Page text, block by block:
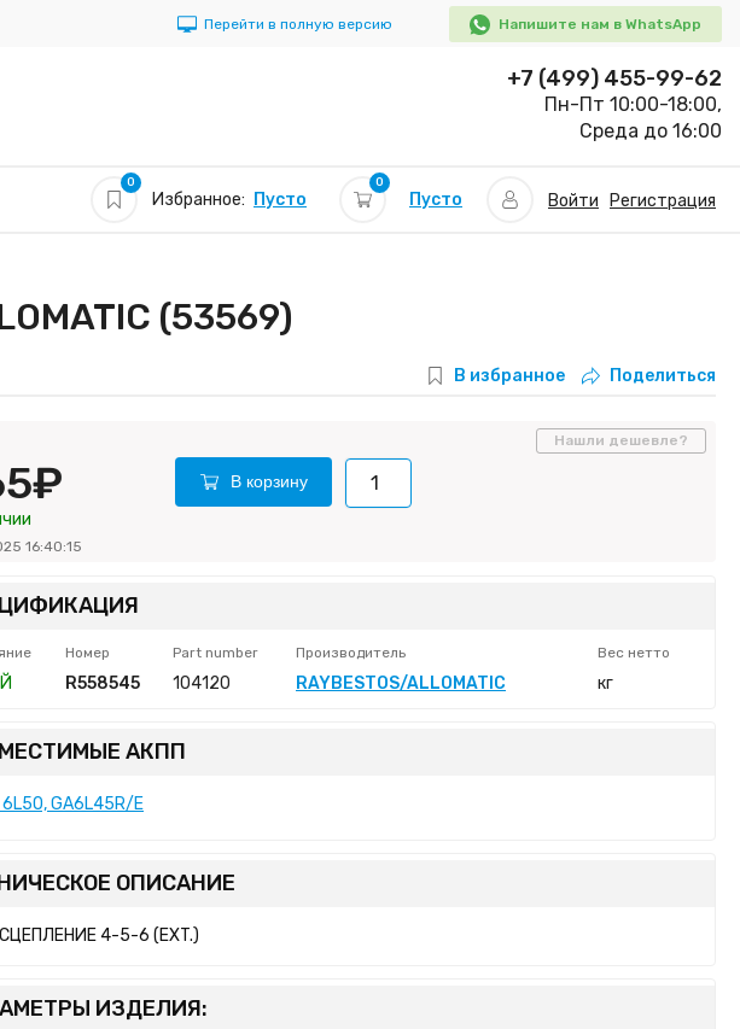
Перейти в полную версию Напишите нам в WhatsApp
+7 (499) 455-99-62
Пн-Пт 10:00-18:00,
Среда до 16:00
0
Избранное: Пусто
0
Пусто Войти Регистрация
(53569)
В избранное Поделиться
16:40:15
В корзину
Нашли дешевле?
Номер Part number Производитель Вес нетто
R558545 104120 RAYBESTOS/ALLOMATIC кг
АКПП
GA6L45R/E
ОПИСАНИЕ
4-5-6 (EXT.)
ИЗДЕЛИЯ: